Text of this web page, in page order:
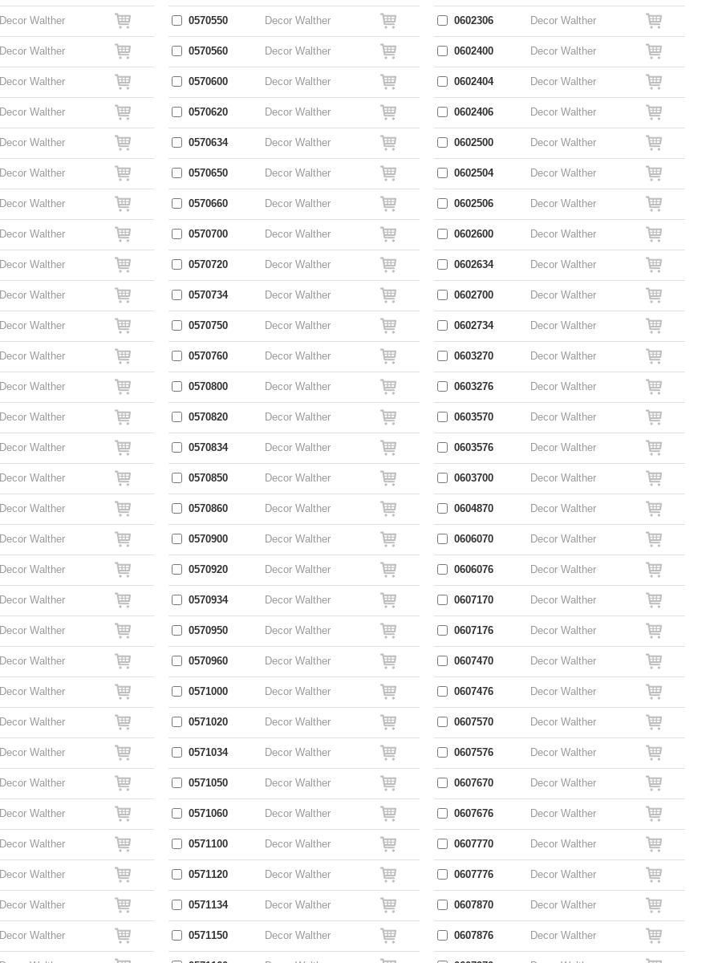
Decor Walther
Decor Walther
Decor Walther
Decor Walther
Decor Walther
Decor Walther
Decor Walther
Decor Walther
Decor Walther
Decor Walther
Decor Walther
Decor Walther
Decor Walther
Decor Walther
Decor Walther
Decor Walther
Decor Walther
Decor Walther
Decor Walther
Decor Walther
Decor Walther
Decor Walther
Decor Walther
Decor Walther
Decor Walther
Decor Walther
Decor Walther
Decor Walther
Decor Walther
Decor Walther
Decor Walther
0570550 Decor Walther
0570560 Decor Walther
0570600 Decor Walther
0570620 Decor Walther
0570634 Decor Walther
0570650 Decor Walther
0570660 Decor Walther
0570700 Decor Walther
0570720 Decor Walther
0570734 Decor Walther
0570750 Decor Walther
0570760 Decor Walther
0570800 Decor Walther
0570820 Decor Walther
0570834 Decor Walther
0570850 Decor Walther
0570860 Decor Walther
0570900 Decor Walther
0570920 Decor Walther
0570934 Decor Walther
0570950 Decor Walther
0570960 Decor Walther
0571000 Decor Walther
0571020 Decor Walther
0571034 Decor Walther
0571050 Decor Walther
0571060 Decor Walther
0571100 Decor Walther
0571120 Decor Walther
0571134 Decor Walther
0571150 Decor Walther
0602306 Decor Walther
0602400 Decor Walther
0602404 Decor Walther
0602406 Decor Walther
0602500 Decor Walther
0602504 Decor Walther
0602506 Decor Walther
0602600 Decor Walther
0602634 Decor Walther
0602700 Decor Walther
0602734 Decor Walther
0603270 Decor Walther
0603276 Decor Walther
0603570 Decor Walther
0603576 Decor Walther
0603700 Decor Walther
0604870 Decor Walther
0606070 Decor Walther
0606076 Decor Walther
0607170 Decor Walther
0607176 Decor Walther
0607470 Decor Walther
0607476 Decor Walther
0607570 Decor Walther
0607576 Decor Walther
0607670 Decor Walther
0607676 Decor Walther
0607770 Decor Walther
0607776 Decor Walther
0607870 Decor Walther
0607876 Decor Walther